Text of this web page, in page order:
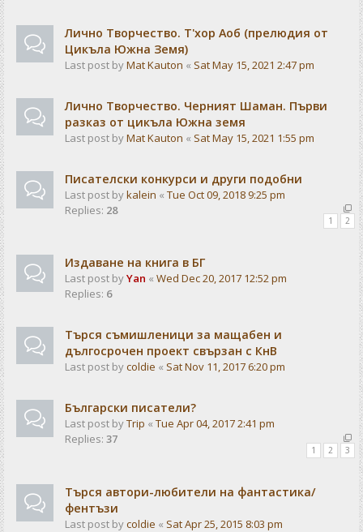
Лично Творчество. Т'хор Аоб (прелюдия от
Цикъла Южна Земя)
Last post byMat Kauton « Sat May 15, 2021 2:47 pm
Лично Творчество. Черният Шаман. Първи
разказ от цикъла Южна земя
Last post byMat Kauton « Sat May 15, 2021 1:55 pm
Писателски конкурси и други подобни
Last post bykalein « Tue Oct 09, 2018 9:25 pm
Replies: 28
1 2
Издаване на книга в БГ
Last post byYan « Wed Dec 20, 2017 12:52 pm
Replies: 6
Търся съмишленици за мащабен и
дългосрочен проект свързан с КнВ
Last post bycoldie « Sat Nov 11, 2017 6:20 pm
Български писатели?
Last post byTrip « Tue Apr 04, 2017 2:41 pm
Replies: 37
1 2 3
Търся автори-любители на фантастика/
фентъзи
Last post bycoldie « Sat Apr 25, 2015 8:03 pm